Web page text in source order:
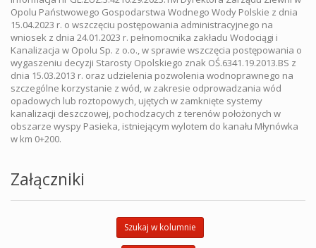
Opolu Państwowego Gospodarstwa Wodnego Wody Polskie z dnia
15.04.2023 r. o wszczęciu postępowania administracyjnego na
wniosek z dnia 24.01.2023 r. pełnomocnika zakładu Wodociągi i
Kanalizacja w Opolu Sp. z o.o., w sprawie wszczęcia postępowania o
wygaszeniu decyzji Starosty Opolskiego znak OŚ.6341.19.2013.BS z
dnia 15.03.2013 r. oraz udzielenia pozwolenia wodnoprawnego na
szczególne korzystanie z wód, w zakresie odprowadzania wód
opadowych lub roztopowych, ujętych w zamknięte systemy
kanalizacji deszczowej, pochodzacych z terenów położonych w
obszarze wyspy Pasieka, istniejącym wylotem do kanału Młynówka
w km 0+200.
Załączniki
Szukaj w kolumnie